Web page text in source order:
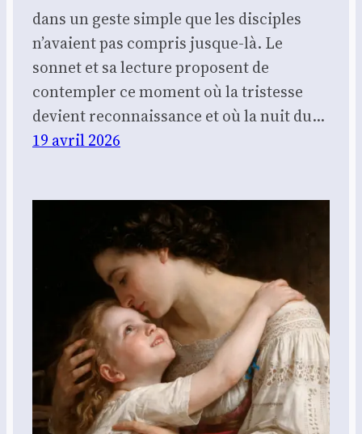
dans un geste simple que les disciples
n’avaient pas compris jusque-là. Le
sonnet et sa lecture proposent de
contempler ce moment où la tristesse
devient reconnaissance et où la nuit du…
19 avril 2026